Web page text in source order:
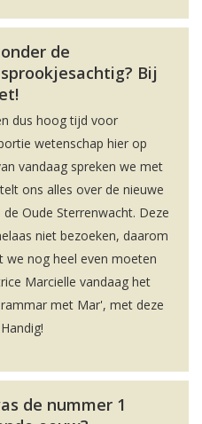
de
Bij
dus hoog tijd voor
wetenschap hier op
vandaag spreken we met
ons alles over de nieuwe
de Oude Sterrenwacht. Deze
niet bezoeken, daarom
we nog heel even moeten
Marcielle vandaag het
met Mar', met deze
de nummer 1